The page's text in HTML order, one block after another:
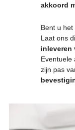
akkoord
Bent u het
Laat ons
inleveren
Eventuele
zijn pas